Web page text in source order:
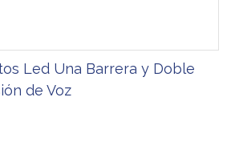
Led Una Barrera y Doble
de Voz